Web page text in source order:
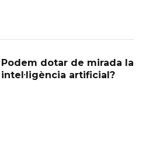
Podem dotar de mirada la
intel·ligència artificial?